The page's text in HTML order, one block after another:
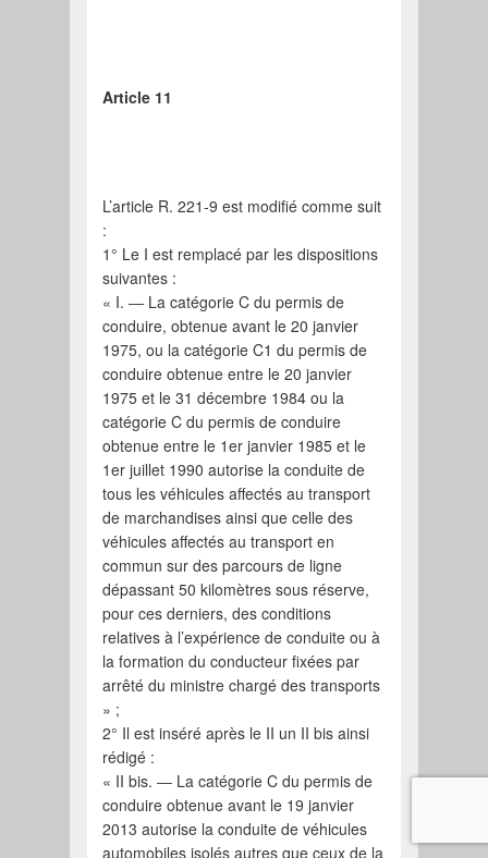
Article 11
L’article R. 221-9 est modifié comme suit
:
1° Le I est remplacé par les dispositions
suivantes :
« I. ― La catégorie C du permis de
conduire, obtenue avant le 20 janvier
1975, ou la catégorie C1 du permis de
conduire obtenue entre le 20 janvier
1975 et le 31 décembre 1984 ou la
catégorie C du permis de conduire
obtenue entre le 1er janvier 1985 et le
1er juillet 1990 autorise la conduite de
tous les véhicules affectés au transport
de marchandises ainsi que celle des
véhicules affectés au transport en
commun sur des parcours de ligne
dépassant 50 kilomètres sous réserve,
pour ces derniers, des conditions
relatives à l’expérience de conduite ou à
la formation du conducteur fixées par
arrêté du ministre chargé des transports
» ;
2° Il est inséré après le II un II bis ainsi
rédigé :
« II bis. ― La catégorie C du permis de
conduire obtenue avant le 19 janvier
2013 autorise la conduite de véhicules
automobiles isolés autres que ceux de la